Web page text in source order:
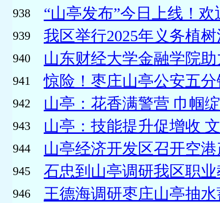
938 “山亭发布”今日上线！
939 我区举行2025年义务植
940 山东财经大学金融学院
941 惊险！枣庄山亭公安五分
942 山亭：花香满警营 巾帼
943 山亭：技能提升促增收
944 山亭经济开发区召开空
945 石忠到山亭调研我区职
946 王德海调研枣庄山亭抽